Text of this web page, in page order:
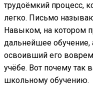
трудоёмкий процесс,
легко. Письмо
Навыком, на котором
дальнейшее обучение,
освоивший его
учёбе. Вот почему так
школьному обучению.